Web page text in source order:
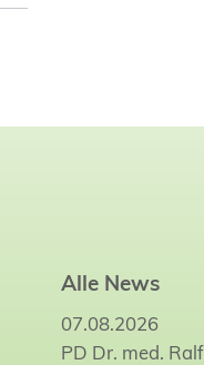
Alle News
07.08.2026
PD Dr. med.